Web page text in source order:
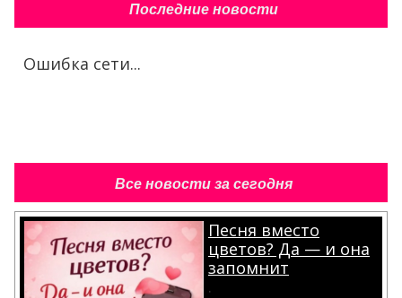
Последние новости
Ошибка сети...
Все новости за сегодня
Песня вместо
цветов? Да — и она
запомнит
.